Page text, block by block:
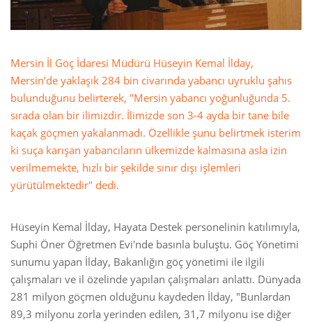
Mersin İl Göç İdaresi Müdürü Hüseyin Kemal İlday,
Mersin’de yaklaşık 284 bin civarında yabancı uyruklu şahıs
bulunduğunu belirterek, "Mersin yabancı yoğunluğunda 5.
sırada olan bir ilimizdir. İlimizde son 3-4 ayda bir tane bile
kaçak göçmen yakalanmadı. Özellikle şunu belirtmek isterim
ki suça karışan yabancıların ülkemizde kalmasına asla izin
verilmemekte, hızlı bir şekilde sınır dışı işlemleri
yürütülmektedir" dedi.
Hüseyin Kemal İlday, Hayata Destek personelinin katılımıyla,
Suphi Öner Öğretmen Evi'nde basınla buluştu. Göç Yönetimi
sunumu yapan İlday, Bakanlığın göç yönetimi ile ilgili
çalışmaları ve il özelinde yapılan çalışmaları anlattı. Dünyada
281 milyon göçmen olduğunu kaydeden İlday, "Bunlardan
89,3 milyonu zorla yerinden edilen, 31,7 milyonu ise diğer